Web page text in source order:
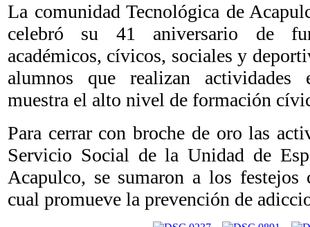
La comunidad Tecnológica de
celebró su 41 aniversario de
académicos, cívicos, sociales y
alumnos que realizan actividades
muestra el alto nivel de formación
Para cerrar con broche de oro las
Servicio Social de la Unidad de
Acapulco, se sumaron a los
cual promueve la prevención de